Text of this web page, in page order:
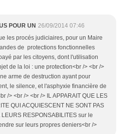
POUR UN 26/09/2014 07:46
les procés judiciaires, pour un Maire
de protections fonctionnelles
par les citoyens, dont l'utilisation
de la loi : une protection<br /> <br />
arme de destruction ayant pour
le silence, et l'asphyxie financière de
/> <br /> <br /> IL APPARAIT QUE LES
QUI ACQUIESCENT NE SONT PAS
LEURS RESPONSABILITES sur le
sur leurs propres deniers<br />